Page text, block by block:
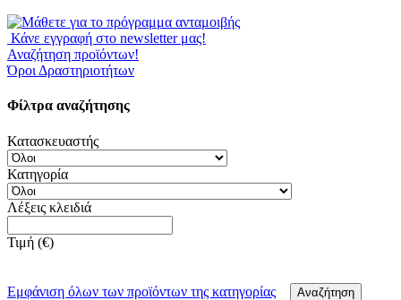
Κάνε εγγραφή στο newsletter μας!
Αναζήτηση προϊόντων!
Όροι Δραστηριοτήτων
Φίλτρα αναζήτησης
Κατασκευαστής
Κατηγορία
Λέξεις κλειδιά
Τιμή (€)
Εμφάνιση όλων των προϊόντων της κατηγορίας